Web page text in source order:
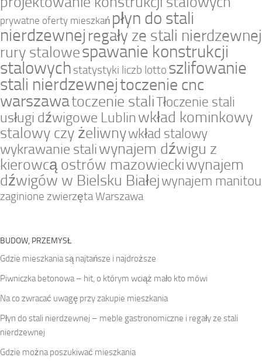
prywatne oferty mieszkań płyn do stali
nierdzewnej regały ze stali nierdzewnej
rury stalowespawanie konstrukcji
stalowych statystyki liczb lotto szlifowanie
stali nierdzewnejtoczenie cnc
warszawatoczenie staliTłoczenie stali
usługi dźwigowe Lublin wkład kominkowy
stalowy czy żeliwnywkład stalowy
wykrawanie staliwynajem dźwigu z
kierowcą ostrów mazowieckiwynajem
dźwigów w Bielsku Białejwynajem manitou
zaginione zwierzęta Warszawa
BUDOW, PRZEMYSŁ
Gdzie mieszkania są najtańsze i najdroższe
Piwniczka betonowa – hit, o którym wciąż mało kto mówi
Na co zwracać uwagę przy zakupie mieszkania
Płyn do stali nierdzewnej – meble gastronomiczne i regały ze stali
nierdzewnej
Gdzie można poszukiwać mieszkania